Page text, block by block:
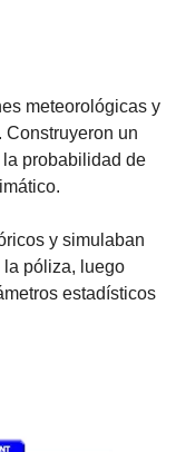
meteorológicas y
Construyeron un
probabilidad de
y simulaban
la póliza, luego
estadísticos